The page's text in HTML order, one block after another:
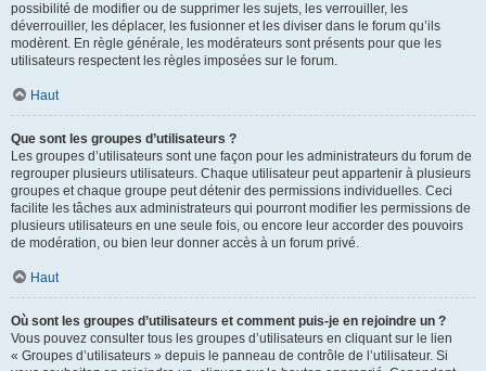
possibilité de modifier ou de supprimer les sujets, les verrouiller, les
déverrouiller, les déplacer, les fusionner et les diviser dans le forum qu’ils
modèrent. En règle générale, les modérateurs sont présents pour que les
utilisateurs respectent les règles imposées sur le forum.
Haut
Que sont les groupes d’utilisateurs ?
Les groupes d’utilisateurs sont une façon pour les administrateurs du forum de
regrouper plusieurs utilisateurs. Chaque utilisateur peut appartenir à plusieurs
groupes et chaque groupe peut détenir des permissions individuelles. Ceci
facilite les tâches aux administrateurs qui pourront modifier les permissions de
plusieurs utilisateurs en une seule fois, ou encore leur accorder des pouvoirs
de modération, ou bien leur donner accès à un forum privé.
Haut
Où sont les groupes d’utilisateurs et comment puis-je en rejoindre un ?
Vous pouvez consulter tous les groupes d’utilisateurs en cliquant sur le lien
« Groupes d’utilisateurs » depuis le panneau de contrôle de l’utilisateur. Si